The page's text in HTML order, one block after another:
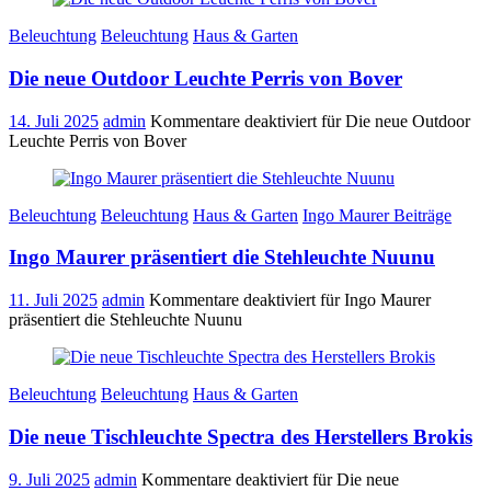
Beleuchtung Beleuchtung Haus & Garten
Die neue Outdoor Leuchte Perris von Bover
14. Juli 2025 admin Kommentare deaktiviert für Die neue Outdoor
Leuchte Perris von Bover
Beleuchtung Beleuchtung Haus & Garten Ingo Maurer Beiträge
Ingo Maurer präsentiert die Stehleuchte Nuunu
11. Juli 2025 admin Kommentare deaktiviert für Ingo Maurer
präsentiert die Stehleuchte Nuunu
Beleuchtung Beleuchtung Haus & Garten
Die neue Tischleuchte Spectra des Herstellers Brokis
9. Juli 2025 admin Kommentare deaktiviert für Die neue